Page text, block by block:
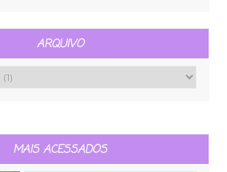
ARQUIVO
MAIS ACESSADOS